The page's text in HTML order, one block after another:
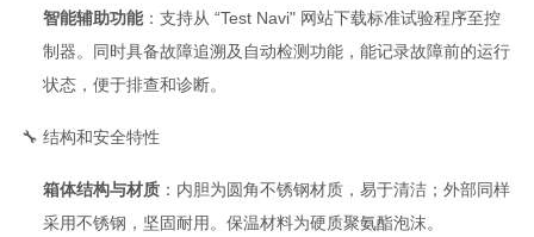
智能辅助功能：支持从 “Test Navi" 网站下载标准试验程序至控
制器。同时具备故障追溯及自动检测功能，能记录故障前的运行
状态，便于排查和诊断。
🔧 结构和安全特性
箱体结构与材质：内胆为圆角不锈钢材质，易于清洁；外部同样
采用不锈钢，坚固耐用。保温材料为硬质聚氨酯泡沫。